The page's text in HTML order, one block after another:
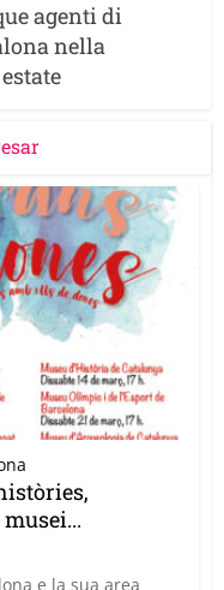
agenti di
nella
e la sua area